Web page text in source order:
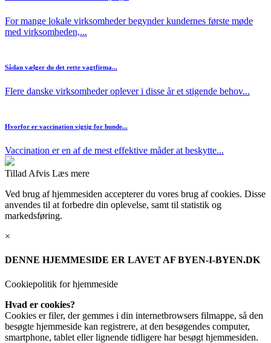
For mange lokale virksomheder begynder kundernes første møde
med virksomheden,...
Sådan vælger du det rette vagtfirma...
Flere danske virksomheder oplever i disse år et stigende behov...
Hvorfor er vaccination vigtig for hunde...
Vaccination er en af de mest effektive måder at beskytte...
Tillad Afvis Læs mere
Ved brug af hjemmesiden accepterer du vores brug af cookies. Disse
anvendes til at forbedre din oplevelse, samt til statistik og
markedsføring.
×
DENNE HJEMMESIDE ER LAVET AF BYEN-I-BYEN.DK
Cookiepolitik for hjemmeside
Hvad er cookies?
Cookies er filer, der gemmes i din internetbrowsers filmappe, så den
besøgte hjemmeside kan registrere, at den besøgendes computer,
smartphone, tablet eller lignende tidligere har besøgt hjemmesiden.